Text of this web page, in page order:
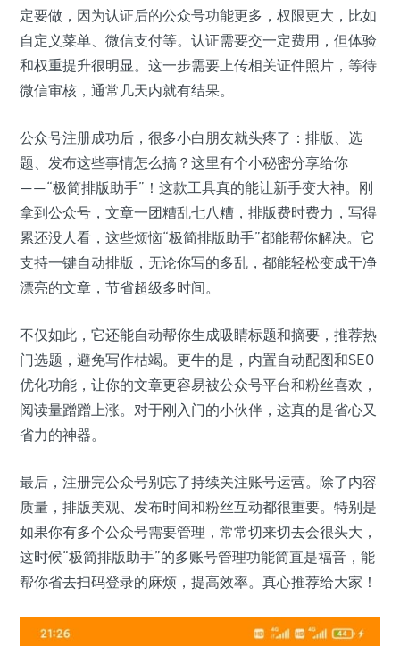
定要做，因为认证后的公众号功能更多，权限更大，比如
自定义菜单、微信支付等。认证需要交一定费用，但体验
和权重提升很明显。这一步需要上传相关证件照片，等待
微信审核，通常几天内就有结果。
公众号注册成功后，很多小白朋友就头疼了：排版、选
题、发布这些事情怎么搞？这里有个小秘密分享给你
——“极简排版助手”！这款工具真的能让新手变大神。刚
拿到公众号，文章一团糟乱七八糟，排版费时费力，写得
累还没人看，这些烦恼“极简排版助手”都能帮你解决。它
支持一键自动排版，无论你写的多乱，都能轻松变成干净
漂亮的文章，节省超级多时间。
不仅如此，它还能自动帮你生成吸睛标题和摘要，推荐热
门选题，避免写作枯竭。更牛的是，内置自动配图和SEO
优化功能，让你的文章更容易被公众号平台和粉丝喜欢，
阅读量蹭蹭上涨。对于刚入门的小伙伴，这真的是省心又
省力的神器。
最后，注册完公众号别忘了持续关注账号运营。除了内容
质量，排版美观、发布时间和粉丝互动都很重要。特别是
如果你有多个公众号需要管理，常常切来切去会很头大，
这时候“极简排版助手”的多账号管理功能简直是福音，能
帮你省去扫码登录的麻烦，提高效率。真心推荐给大家！